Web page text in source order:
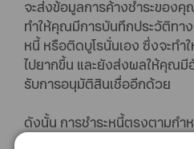
จะส่งข้อมูลการค้างชำระของคุ
ทำให้คุณมีการบันทึกประวัติทาง
หนี้ หรือติดบูโรนั่นเอง ซึ่งจะทำ
ไปยากขึ้น และยังส่งผลให้คุณมี
รับการอนุมัติสินเชื่ออีกด้วย
ดังนั้น การชำระหนี้ตรงตามกำ